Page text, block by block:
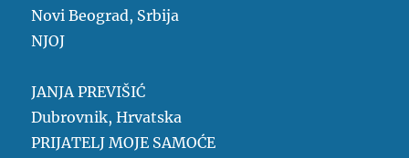
Novi Beograd, Srbija
NJOJ
JANJA PREVIŠIĆ
Dubrovnik, Hrvatska
PRIJATELJ MOJE SAMOĆE